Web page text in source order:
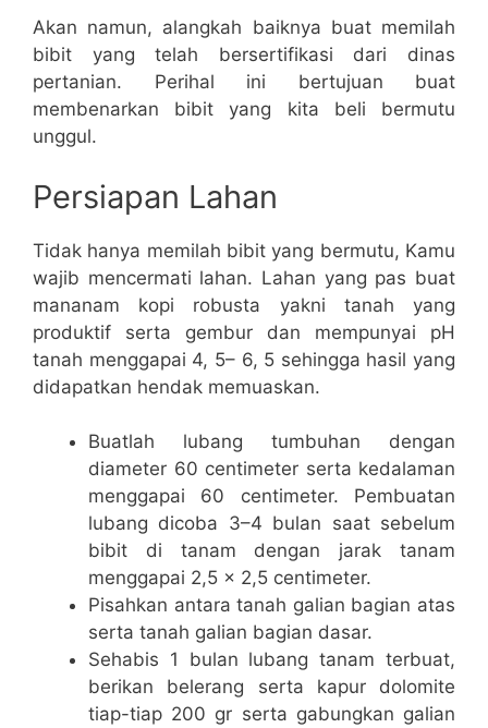
Akan namun, alangkah baiknya buat memilah
bibit yang telah bersertifikasi dari dinas
pertanian. Perihal ini bertujuan buat
membenarkan bibit yang kita beli bermutu
unggul.
Persiapan Lahan
Tidak hanya memilah bibit yang bermutu, Kamu
wajib mencermati lahan. Lahan yang pas buat
mananam kopi robusta yakni tanah yang
produktif serta gembur dan mempunyai pH
tanah menggapai 4, 5– 6, 5 sehingga hasil yang
didapatkan hendak memuaskan.
Buatlah lubang tumbuhan dengan
diameter 60 centimeter serta kedalaman
menggapai 60 centimeter. Pembuatan
lubang dicoba 3–4 bulan saat sebelum
bibit di tanam dengan jarak tanam
menggapai 2,5 x 2,5 centimeter.
Pisahkan antara tanah galian bagian atas
serta tanah galian bagian dasar.
Sehabis 1 bulan lubang tanam terbuat,
berikan belerang serta kapur dolomite
tiap-tiap 200 gr serta gabungkan galian